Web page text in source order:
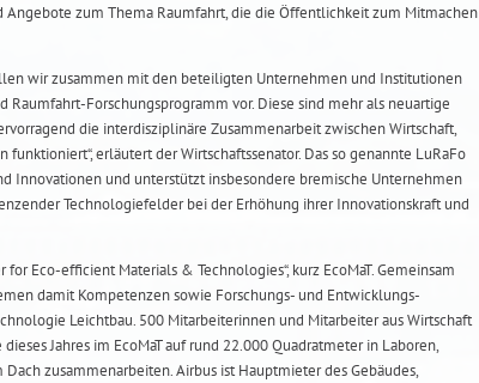
Angebote zum Thema Raumfahrt, die die Öffentlichkeit zum Mitmachen
wir zusammen mit den beteiligten Unternehmen und Institutionen
Raumfahrt-Forschungsprogramm vor. Diese sind mehr als neuartige
die interdisziplinäre Zusammenarbeit zwischen Wirtschaft,
erläutert der Wirtschaftssenator. Das so genannte LuRaFo
Innovationen und unterstützt insbesondere bremische Unternehmen
Technologiefelder bei der Erhöhung ihrer Innovationskraft und
for Eco-efficient Materials & Technologies“, kurz EcoMaT. Gemeinsam
damit Kompetenzen sowie Forschungs- und Entwicklungs-
Leichtbau. 500 Mitarbeiterinnen und Mitarbeiter aus Wirtschaft
Jahres im EcoMaT auf rund 22.000 Quadratmeter in Laboren,
zusammenarbeiten. Airbus ist Hauptmieter des Gebäudes,